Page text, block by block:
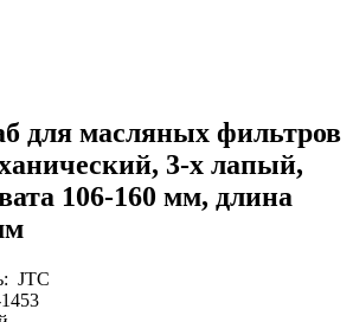
для масляных фильтров
3-х лапый,
106-160 мм, длина
JTC